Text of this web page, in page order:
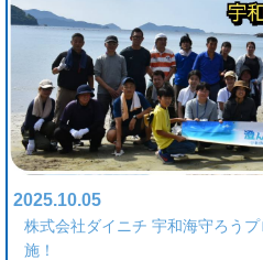
2025.10.05
株式会社ダイニチ 宇和海守ろう
施！